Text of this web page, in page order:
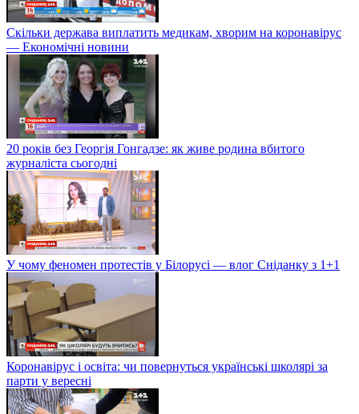
Скільки держава виплатить медикам, хворим на коронавірус
— Економічні новини
20 років без Георгія Гонгадзе: як живе родина вбитого
журналіста сьогодні
У чому феномен протестів у Білорусі — влог Сніданку з 1+1
Коронавірус і освіта: чи повернуться українські школярі за
парти у вересні